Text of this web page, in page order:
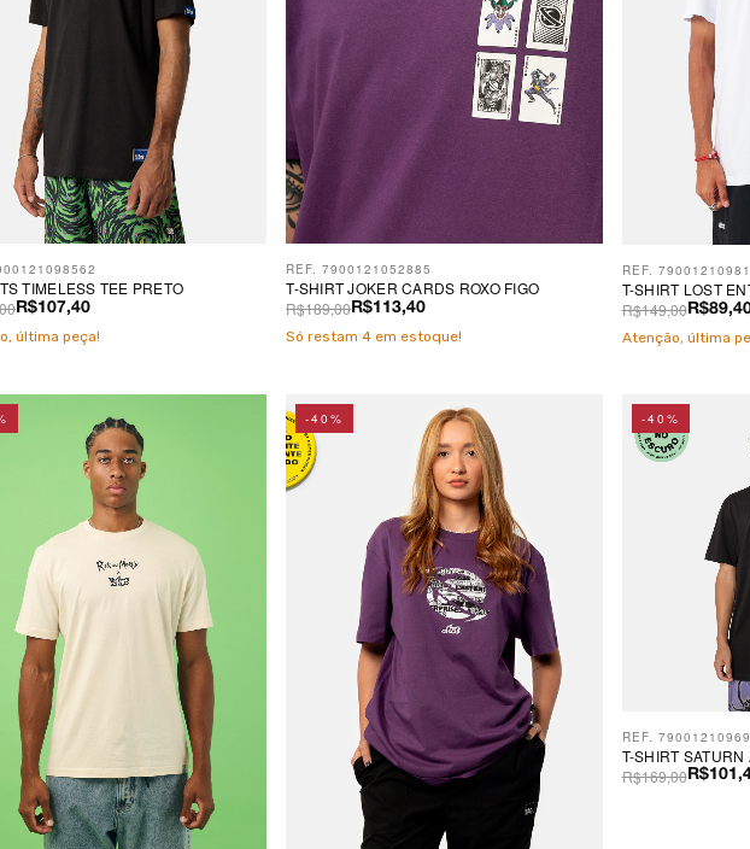
TIMELESS TEE PRETO
R$107,40
última peça!
T-SHIRT JOKER CARDS ROXO FIGO
R$113,40
R$189,00
REF. 7900121052885
Só restam4 em estoque!
T-SHIRT LOST
R$149,00
REF.
Atenção, última
-40%
T-SHIRT
R$169,00
REF.
-40%